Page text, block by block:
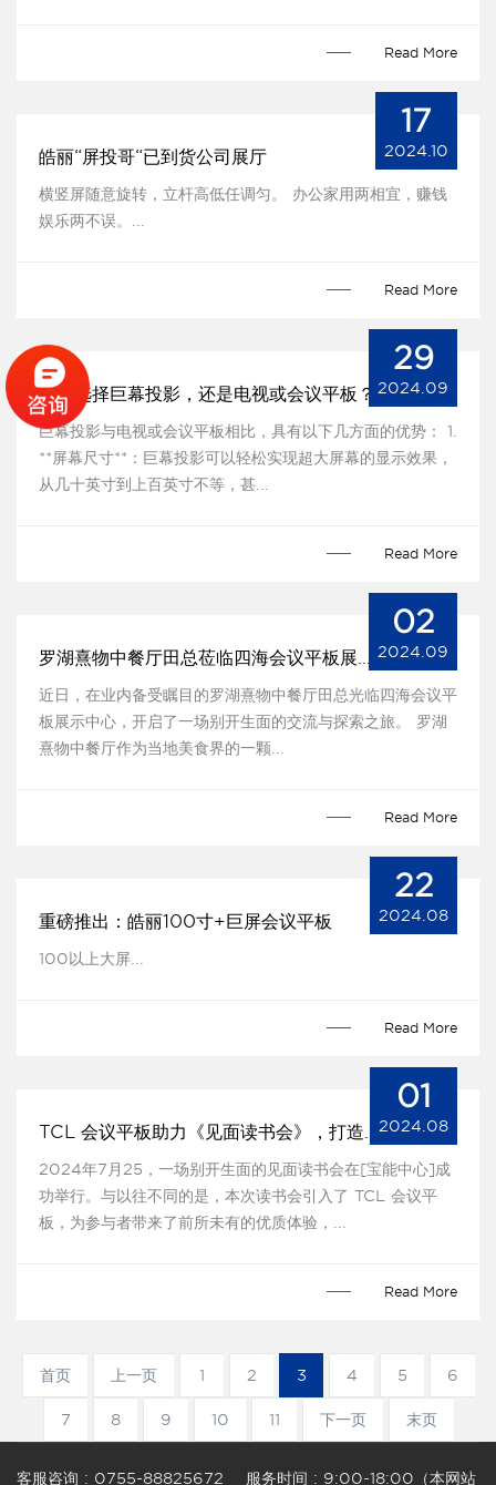
Read More
皓丽“屏投哥“已到货公司展厅
横竖屏随意旋转，立杆高低任调匀。 办公家用两相宜，赚钱
娱乐两不误。​...
17
2024.10
Read More
应该选择巨幕投影，还是电视或会议平板？
巨幕投影与电视或会议平板相比，具有以下几方面的优势： 1.
**屏幕尺寸**：巨幕投影可以轻松实现超大屏幕的显示效果，
从几十英寸到上百英寸不等，甚...
29
2024.09
Read More
罗湖熹物中餐厅田总莅临四海会议平板展示中心
近日，在业内备受瞩目的罗湖熹物中餐厅田总光临四海会议平
板展示中心，开启了一场别开生面的交流与探索之旅。 罗湖
熹物中餐厅作为当地美食界的一颗...
02
2024.09
Read More
重磅推出：皓丽100寸+巨屏会议平板
100以上大屏...
22
2024.08
Read More
TCL 会议平板助力《见面读书会》，打造优质交流
2024年7月25，一场别开生面的见面读书会在[宝能中心]成
功举行。与以往不同的是，本次读书会引入了 TCL 会议平
板，为参与者带来了前所未有的优质体验，...
01
2024.08
Read More
首页 上一页 1 2 3 4 5 6
7 8 9 10 11 下一页 末页
客服咨询 : 0755-88825672 服务时间 : 9:00-18:00（本网站